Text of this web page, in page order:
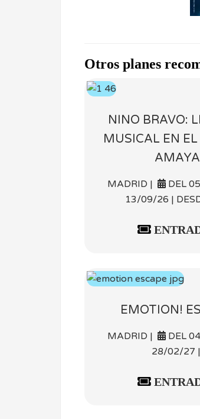
Otros planes
NINO BRAVO:
MUSICAL EN
AMAYA
MADRID |
DEL
13/09/26 |
EMOTION!
MADRID |
DEL
28/02/27 |